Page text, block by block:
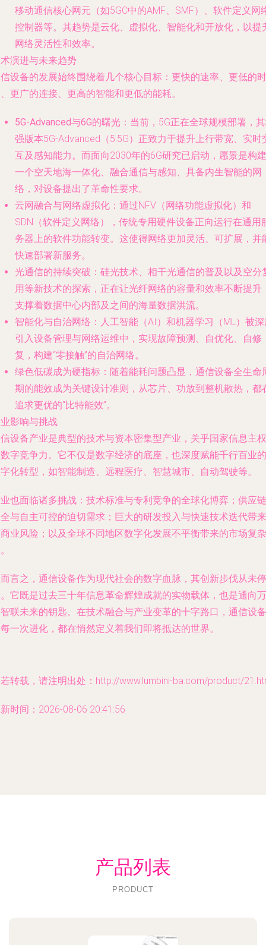
移动通信核心网元（如5GC中的AMF、SMF）、软件定义网
控制器等。其趋势是云化、虚拟化、智能化和开放化，以提
网络灵活性和效率。
演进与未来趋势
设备的发展始终围绕着几个核心目标： 更快的速率、更低的时
更广的连接、更高的智能和更低的能耗。
5G-Advanced与6G的曙光 ：当前，5G正在全球规模部署，
强版本5G-Advanced（5.5G）正致力于提升上行带宽、实时
互及感知能力。而面向2030年的6G研究已启动，愿景是构建
一个空天地海一体化、融合通信与感知、具备内生智能的网
络，对设备提出了革命性要求。
云网融合与网络虚拟化 ：通过NFV（网络功能虚拟化）和
SDN（软件定义网络），传统专用硬件设备正向运行在通用
务器上的软件功能转变。这使得网络更加灵活、可扩展，并
快速部署新服务。
光通信的持续突破 ：硅光技术、相干光通信的普及以及空分
用等新技术的探索，正在让光纤网络的容量和效率不断提升
支撑着数据中心内部及之间的海量数据洪流。
智能化与自治网络 ：人工智能（AI）和机器学习（ML）被
引入设备管理与网络运维中，实现故障预测、自优化、自修
复，构建“零接触”的自治网络。
绿色低碳成为硬指标 ：随着能耗问题凸显，通信设备全生命
期的能效成为关键设计准则，从芯片、功放到整机散热，都
追求更优的“比特能效”。
影响与挑战
设备产业是典型的技术与资本密集型产业，关乎国家信息主权
字竞争力。它不仅是数字经济的底座，也深度赋能千行百业的
化转型，如智能制造、远程医疗、智慧城市、自动驾驶等。
也面临诸多挑战：技术标准与专利竞争的全球化博弈；供应链
与自主可控的迫切需求；巨大的研发投入与快速技术迭代带来
业风险；以及全球不同地区数字化发展不平衡带来的市场复杂
言之，通信设备作为现代社会的数字血脉，其创新步伐从未停
它既是过去三十年信息革命辉煌成就的实物载体，也是通向万
联未来的钥匙。在技术融合与产业变革的十字路口，通信设备
一次进化，都在悄然定义着我们即将抵达的世界。
转载，请注明出处：http://www.lumbini-ba.com/product/
时间：2026-08-06 20:41:56
产品列表
PRODUCT